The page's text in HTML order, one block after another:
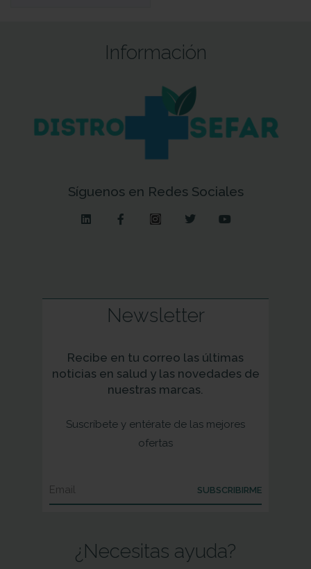
Información
Síguenos en Redes Sociales
Newsletter
Recibe en tu correo las últimas
noticias en salud y las novedades de
nuestras marcas.
Suscríbete y entérate de las mejores
ofertas
SUBSCRIBIRME
¿Necesitas ayuda?